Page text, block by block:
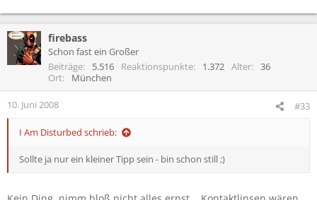
firebass
Schon fast ein Großer
Beiträge
5.516 Reaktionspunkte 1.372 Alter
36
Ort
München
10. Juni 2008 #33
I Am Disturbed schrieb:
Sollte ja nur ein kleiner Tipp sein - bin schon still ;)